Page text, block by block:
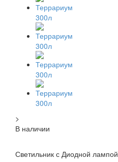
>
В наличии
Светильник с Диодной лампой